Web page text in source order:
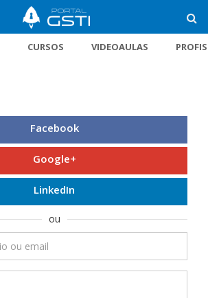
CURSOS VIDEOAULAS
Facebook
Google+
LinkedIn
ou